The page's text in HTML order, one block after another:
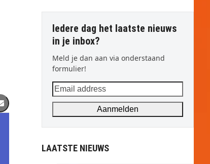
Iedere dag het laatste nieuws
in je inbox?
Meld je dan aan via onderstaand
formulier!
Email
address
Aanmelden
LAATSTE NIEUWS